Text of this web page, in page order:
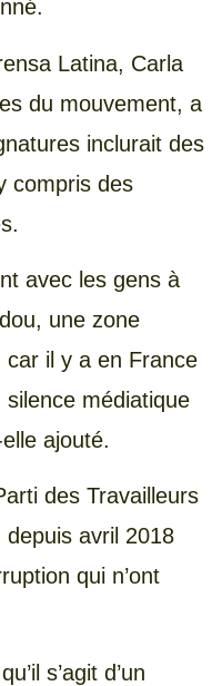
Latina, Carla
du mouvement, a
inclurait des
compris des
avec les gens à
une zone
il y a en France
médiatique
ajouté.
des Travailleurs
avril 2018
qui n’ont
s’agit d’un